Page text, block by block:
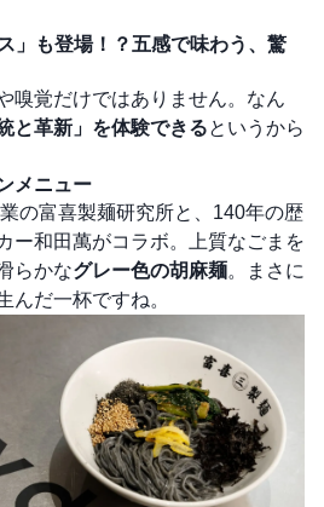
」も登場！？五感で味わう、驚
嗅覚だけではありません。なん
と革新」を体験できるというから
メニュー
の富喜製麺研究所と、140年の歴
ー和田萬がコラボ。上質なごまを
らかなグレー色の胡麻麺。まさに
んだ一杯ですね。